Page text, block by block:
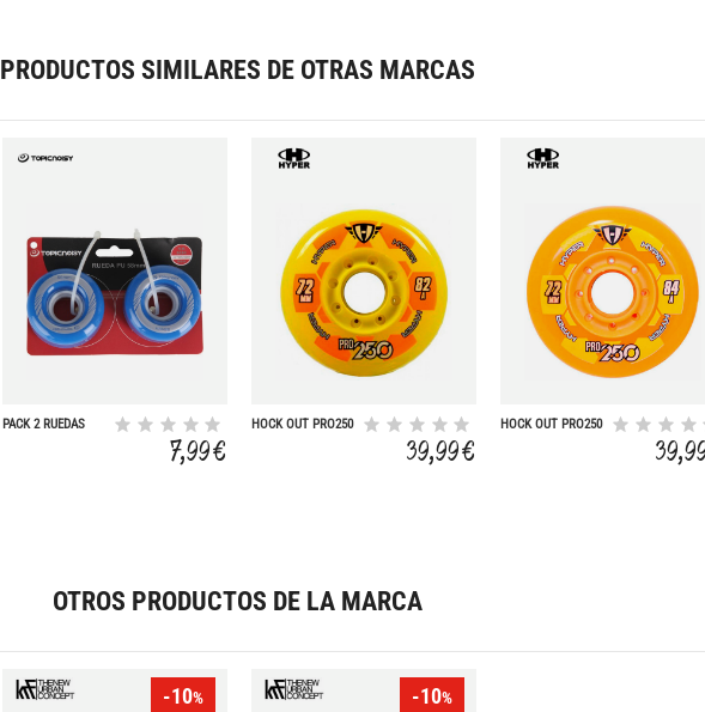
PRODUCTOS SIMILARES DE OTRAS MARCAS
PACK 2 RUEDAS
7,99 €
HOCK OUT PRO250
39,99 €
HOCK OUT PRO250
OTROS PRODUCTOS DE LA MARCA
-10% -10%